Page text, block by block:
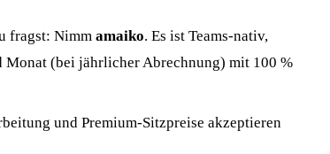
fragst: Nimm amaiko. Es ist Teams-nativ,
Monat (bei jährlicher Abrechnung) mit 100 %
und Premium-Sitzpreise akzeptieren